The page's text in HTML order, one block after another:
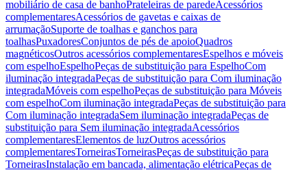
mobiliário de casa de banhoPrateleiras de paredeAcessórios
complementaresAcessórios de gavetas e caixas de
arrumaçãoSuporte de toalhas e ganchos para
toalhasPuxadoresConjuntos de pés de apoioQuadros
magnéticosOutros acessórios complementaresEspelhos e móveis
com espelhoEspelhoPeças de substituição para EspelhoCom
iluminação integradaPeças de substituição para Com iluminação
integradaMóveis com espelhoPeças de substituição para Móveis
com espelhoCom iluminação integradaPeças de substituição para
Com iluminação integradaSem iluminação integradaPeças de
substituição para Sem iluminação integradaAcessórios
complementaresElementos de luzOutros acessórios
complementaresTorneirasTorneirasPeças de substituição para
TorneirasInstalação em bancada, alimentação elétricaPeças de